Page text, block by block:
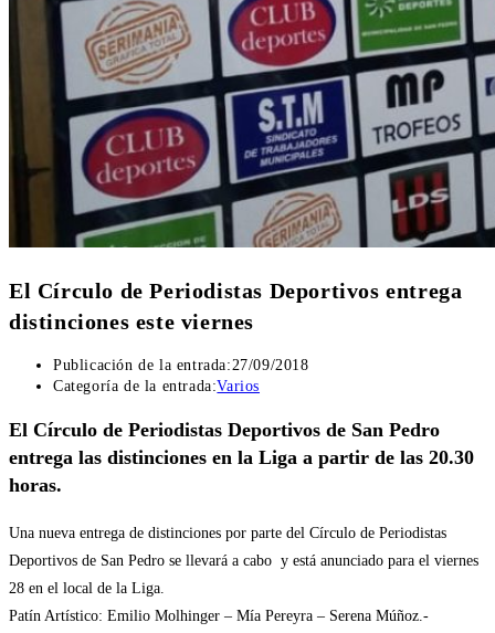
El Círculo de Periodistas Deportivos entrega
distinciones este viernes
Publicación de la entrada:27/09/2018
Categoría de la entrada:Varios
El Círculo de Periodistas Deportivos de San Pedro
entrega las distinciones en la Liga a partir de las 20.30
horas.
Una nueva entrega de distinciones por parte del Círculo de Periodistas
Deportivos de San Pedro se llevará a cabo y está anunciado para el viernes
28 en el local de la Liga.
Patín Artístico: Emilio Molhinger – Mía Pereyra – Serena Múñoz.-